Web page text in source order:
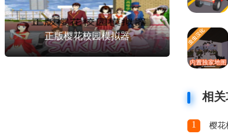
正版樱花校园模拟器
相
1 樱花